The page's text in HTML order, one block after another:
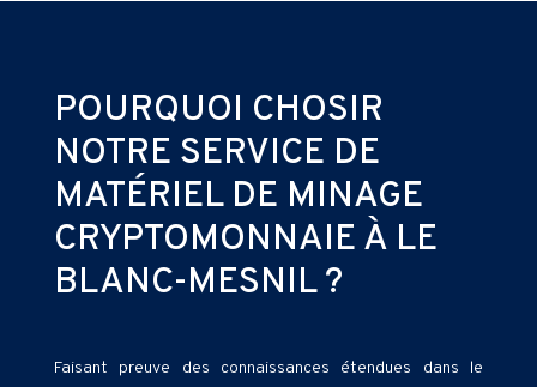
POURQUOI CHOSIR
NOTRE SERVICE DE
MATÉRIEL DE MINAGE
CRYPTOMONNAIE À LE
BLANC-MESNIL ?
Faisant preuve des connaissances étendues dans le